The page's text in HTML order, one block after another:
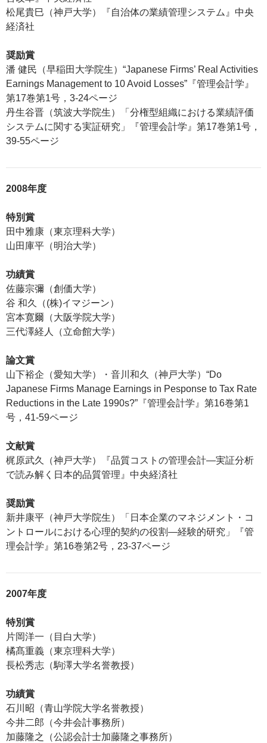
松尾貴巳（神戸大学）『自治体の業績管理システム』中央
経済社
奨励賞
潘 健民（早稲田大学院生）“Japanese Firms’ Real Activities
Earnings Management to 10 Avoid Losses”『管理会計学』
第17巻第1号，3-24ページ
丹生谷晋（筑波大学院生）「分権型組織における業績評価
システムに関する実証研究」『管理会計学』第17巻第1号，
39-55ページ
2008年度
特別賞
田中雅康（東京理科大学）
山田庫平（明治大学）
功績賞
佐藤宗彌（創価大学）
谷 和久（(株)イマジーン）
宮本寛爾（大阪学院大学）
三代澤経人（立命館大学）
論文賞
山下裕企（愛知大学）・音川和久（神戸大学）“Do
Japanese Firms Manage Earnings in Pesponse to Tax Rate
Reductions in the Late 1990s?”『管理会計学』第16巻第1
号，41-59ページ
文献賞
梶原武久（神戸大学）『品質コストの管理会計―実証分析
で読み解く日本的品質管理』中央経済社
奨励賞
新井康平（神戸大学院生）「日本企業のマネジメント・コ
ントロールにおける心理的契約の役割―経験的研究」『管
理会計学』第16巻第2号，23-37ページ
2007年度
特別賞
片岡洋一（目白大学）
橘髙重義（東京理科大学）
長松秀志（駒澤大学名誉教授）
功績賞
石川昭（青山学院大学名誉教授）
今井二郎（今井会計事務所）
加藤隆之（公認会計士加藤隆之事務所）